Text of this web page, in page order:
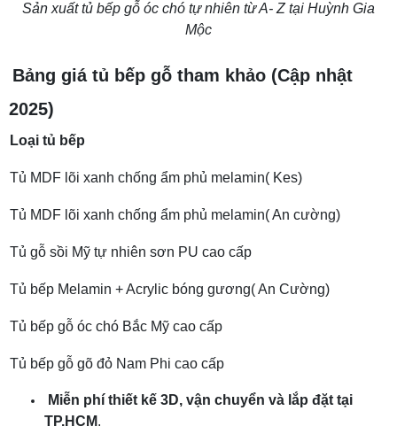
Sản xuất tủ bếp gỗ óc chó tự nhiên từ A- Z tại Huỳnh Gia
Mộc
Bảng giá tủ bếp gỗ tham khảo (Cập nhật
2025)
Loại tủ bếp
Tủ MDF lõi xanh chống ẩm phủ melamin( Kes)
Tủ MDF lõi xanh chống ẩm phủ melamin( An cường)
Tủ gỗ sồi Mỹ tự nhiên sơn PU cao cấp
Tủ bếp Melamin + Acrylic bóng gương( An Cường)
Tủ bếp gỗ óc chó Bắc Mỹ cao cấp
Tủ bếp gỗ gõ đỏ Nam Phi cao cấp
Miễn phí thiết kế 3D, vận chuyển và lắp đặt tại
TP.HCM.